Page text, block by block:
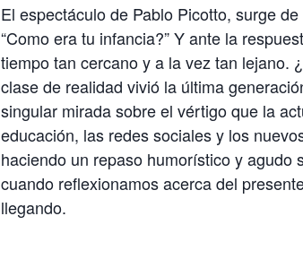
El espectáculo de Pablo Picotto, surge
“Como era tu infancia?” Y ante la
tiempo tan cercano y a la vez tan lejano.
clase de realidad vivió la última
singular mirada sobre el vértigo que la
educación, las redes sociales y los
haciendo un repaso humorístico y
cuando reflexionamos acerca del
llegando.